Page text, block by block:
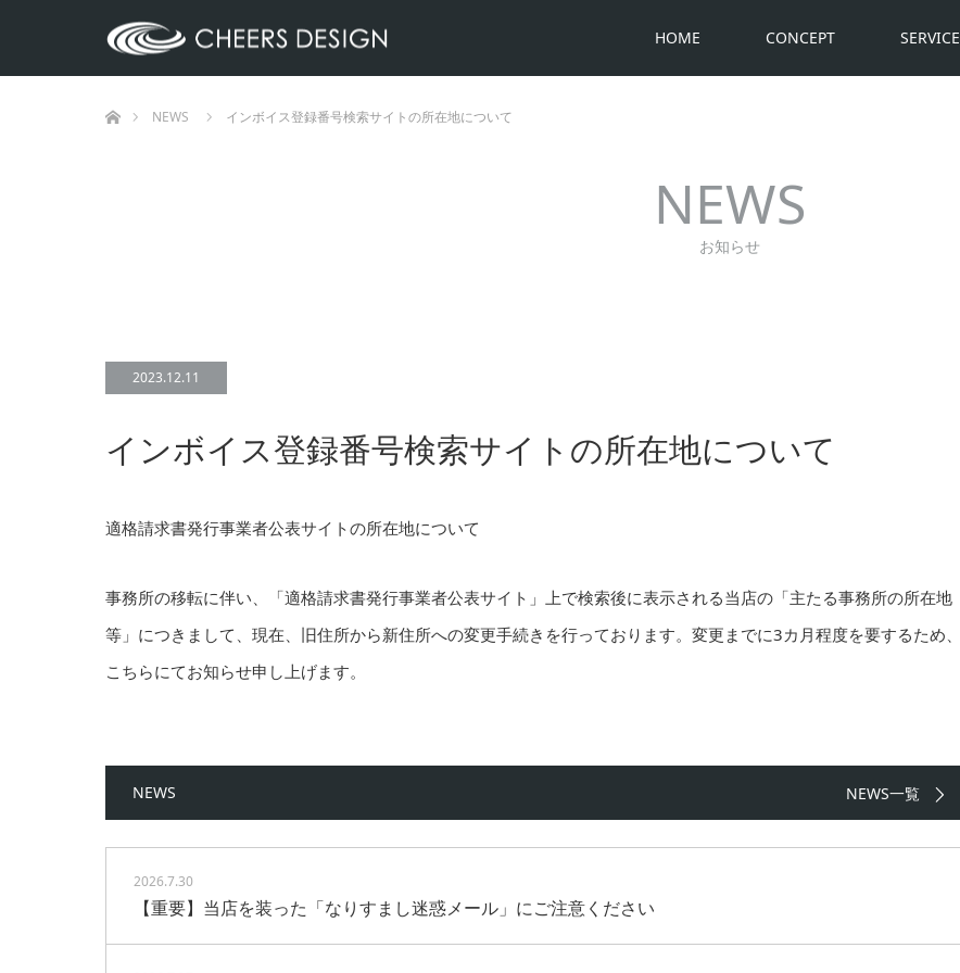
HOME CONCEPT SERVICE
NEWS
インボイス登録番号検索サイトの所在地について
NEWS
お知らせ
2023.12.11
インボイス登録番号検索サイトの所在地について
適格請求書発行事業者公表サイトの所在地について
事務所の移転に伴い、「適格請求書発行事業者公表サイト」上で検索後に表示される当店の「主たる事務所の所在地
等」につきまして、現在、旧住所から新住所への変更手続きを行っております。変更までに3カ月程度を要するため、
こちらにてお知らせ申し上げます。
NEWS NEWS一覧
2026.7.30
【重要】当店を装った「なりすまし迷惑メール」にご注意ください